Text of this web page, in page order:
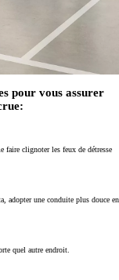
pour vous assurer
faire clignoter les feux de détresse
adopter une conduite plus douce en
quel autre endroit.